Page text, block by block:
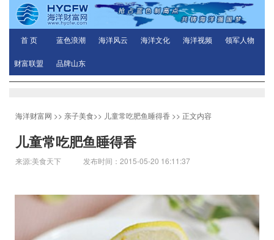
首 页 蓝色浪潮 海洋风云 海洋文化 海洋视频 领军人物
财富联盟 品牌山东
海洋财富网 >> 亲子美食>> 儿童常吃肥鱼睡得香 >> 正文内容
儿童常吃肥鱼睡得香
来源:美食天下 发布时间：2015-05-20 16:11:37